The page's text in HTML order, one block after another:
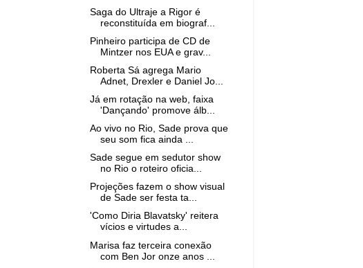
Saga do Ultraje a Rigor é
reconstituída em biograf...
Pinheiro participa de CD de
Mintzer nos EUA e grav...
Roberta Sá agrega Mario
Adnet, Drexler e Daniel Jo...
Já em rotação na web, faixa
'Dançando' promove álb...
Ao vivo no Rio, Sade prova que
seu som fica ainda ...
Sade segue em sedutor show
no Rio o roteiro oficia...
Projeções fazem o show visual
de Sade ser festa ta...
'Como Diria Blavatsky' reitera
vícios e virtudes a...
Marisa faz terceira conexão
com Ben Jor onze anos ...